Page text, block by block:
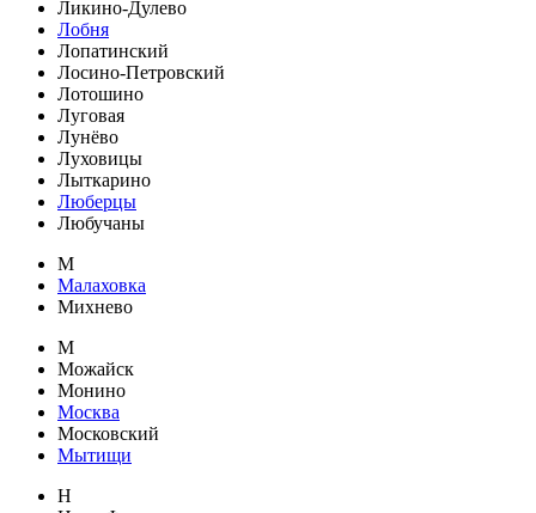
Ликино-Дулево
Лобня
Лопатинский
Лосино-Петровский
Лотошино
Луговая
Лунёво
Луховицы
Лыткарино
Люберцы
Любучаны
М
Малаховка
Михнево
М
Можайск
Монино
Москва
Московский
Мытищи
Н